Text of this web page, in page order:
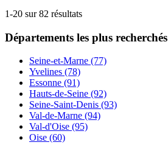
1-20 sur 82 résultats
Départements les plus recherchés
Seine-et-Marne (77)
Yvelines (78)
Essonne (91)
Hauts-de-Seine (92)
Seine-Saint-Denis (93)
Val-de-Marne (94)
Val-d'Oise (95)
Oise (60)